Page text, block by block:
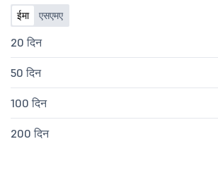
ईमा एसएमए
20 दिन
50 दिन
100 दिन
200 दिन